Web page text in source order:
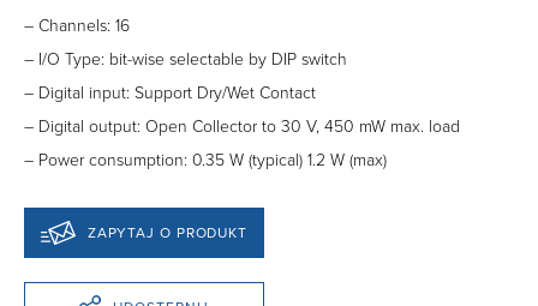
– Channels: 16
– I/O Type: bit-wise selectable by DIP switch
– Digital input: Support Dry/Wet Contact
– Digital output: Open Collector to 30 V, 450 mW max. load
– Power consumption: 0.35 W (typical) 1.2 W (max)
ZAPYTAJ O PRODUKT